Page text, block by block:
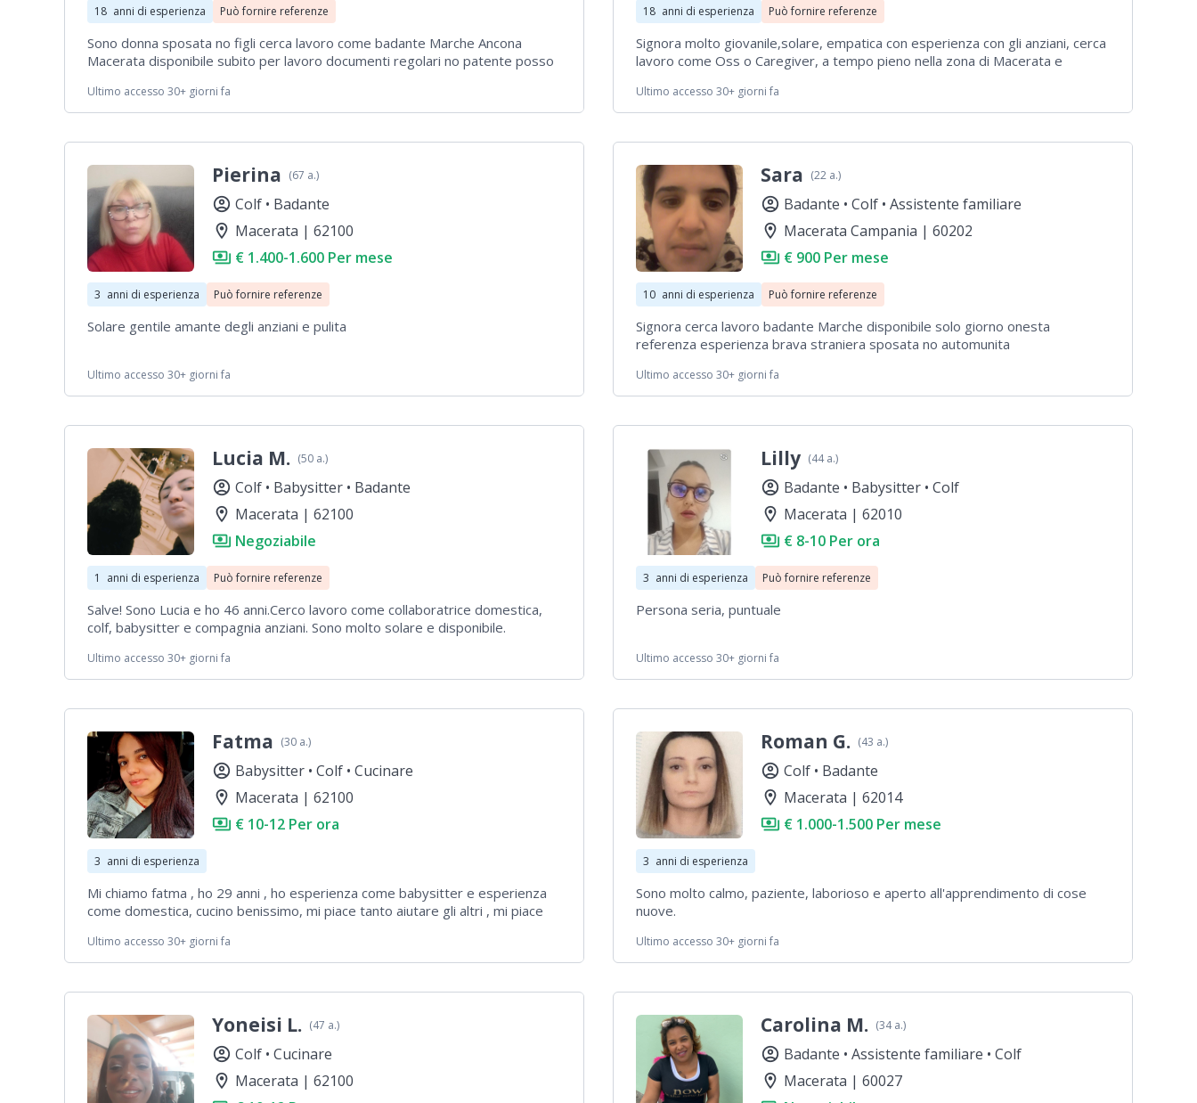
18 anni di esperienza Può fornire referenze
Sono donna sposata no figli cerca lavoro come badante Marche Ancona
Macerata disponibile subito per lavoro documenti regolari no patente posso
bene italiano perfetto escluso esperienza lavorativa presso anziani tanti
disponibile subito per lavoro 😭
Ultimo accesso 30+ giorni fa
18 anni di esperienza Può fornire referenze
Signora molto giovanile,solare, empatica con esperienza con gli anziani, cerca
lavoro come Oss o Caregiver, a tempo pieno nella zona di Macerata e
Ultimo accesso 30+ giorni fa
Pierina (67 a.)
account_circle Colf • Badante
location_on Macerata | 62100
payments € 1.400-1.600 Per mese
3 anni di esperienza Può fornire referenze
Solare gentile amante degli anziani e pulita
Ultimo accesso 30+ giorni fa
Sara (22 a.)
account_circle Badante • Colf • Assistente familiare
location_on Macerata Campania | 60202
payments € 900 Per mese
10 anni di esperienza Può fornire referenze
Signora cerca lavoro badante Marche disponibile solo giorno onesta
referenza esperienza brava straniera sposata no automunita
Ultimo accesso 30+ giorni fa
Lucia M. (50 a.)
account_circle Colf • Babysitter • Badante
location_on Macerata | 62100
payments Negoziabile
1 anni di esperienza Può fornire referenze
Salve! Sono Lucia e ho 46 anni.Cerco lavoro come collaboratrice domestica,
colf, babysitter e compagnia anziani. Sono molto solare e disponibile.
Ultimo accesso 30+ giorni fa
Lilly (44 a.)
account_circle Badante • Babysitter • Colf
location_on Macerata | 62010
payments € 8-10 Per ora
3 anni di esperienza Può fornire referenze
Persona seria, puntuale
Ultimo accesso 30+ giorni fa
Fatma (30 a.)
account_circle Babysitter • Colf • Cucinare
location_on Macerata | 62100
payments € 10-12 Per ora
3 anni di esperienza
Mi chiamo fatma , ho 29 anni , ho esperienza come babysitter e esperienza
come domestica, cucino benissimo, mi piace tanto aiutare gli altri , mi piace
Ultimo accesso 30+ giorni fa
Roman G. (43 a.)
account_circle Colf • Badante
location_on Macerata | 62014
payments € 1.000-1.500 Per mese
3 anni di esperienza
Sono molto calmo, paziente, laborioso e aperto all'apprendimento di cose
nuove.
Ultimo accesso 30+ giorni fa
Yoneisi L. (47 a.)
account_circle Colf • Cucinare
location_on Macerata | 62100
Carolina M. (34 a.)
account_circle Badante • Assistente familiare • Colf
location_on Macerata | 60027